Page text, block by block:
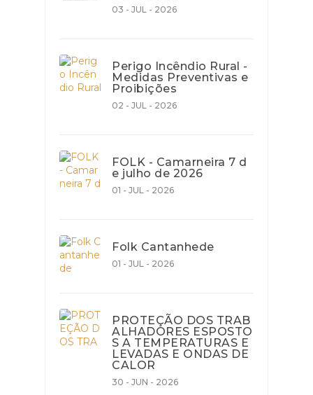
03 - JUL - 2026
Perigo Incêndio Rural -
Medidas Preventivas e
Proibições
02 - JUL - 2026
FOLK - Camarneira 7 d
e julho de 2026
01 - JUL - 2026
Folk Cantanhede
01 - JUL - 2026
PROTEÇÃO DOS TRAB
ALHADORES ESPOSTO
S A TEMPERATURAS E
LEVADAS E ONDAS DE
CALOR
30 - JUN - 2026